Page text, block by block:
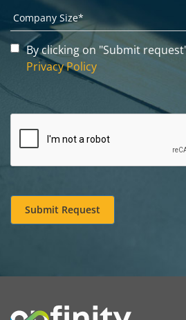
By clicking on "Submit
Privacy Policy
Submit Request